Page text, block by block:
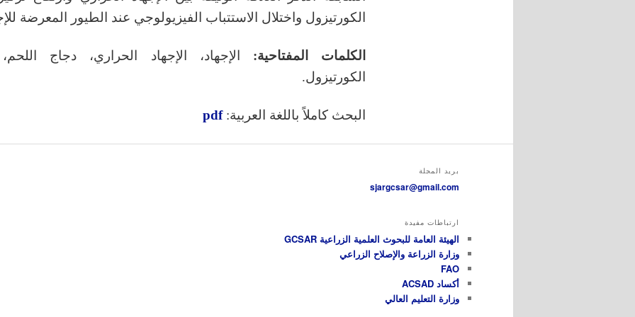
الكورتيزول واختلال الاستتباب الفيزيولوجي عند الطيور المعرضة
الكلمات المفتاحية: الإجهاد، الإجهاد الحراري، دجاج
الكورتيزول.
البحث كاملاً باللغة العربية:pdf
بريد المجلة
sjargcsar@gmail.com
ارتباطات مفيدة
الهيئة العامة للبحوث العلمية الزراعية GCSAR
وزارة الزراعة والإصلاح الزراعي
FAO
أكساد ACSAD
وزارة التعليم العالي